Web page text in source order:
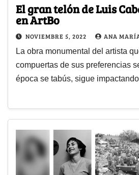
El gran telón de Luis
en ArtBo
NOVIEMBRE 5, 2022 ANA
La obra monumental del artista
compuertas de sus preferencias
época se tabús, sigue impactando